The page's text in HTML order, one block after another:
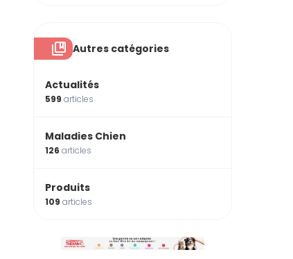
Autres catégories
Actualités
599 articles
Maladies Chien
126 articles
Produits
109 articles